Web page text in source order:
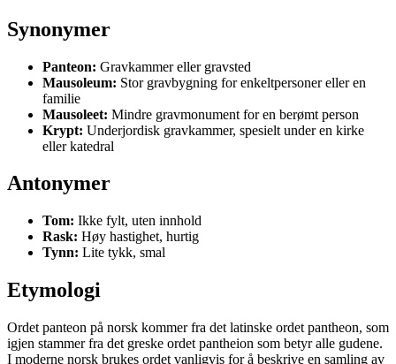
Synonymer
Panteon: Gravkammer eller gravsted
Mausoleum: Stor gravbygning for enkeltpersoner eller en
familie
Mausoleet: Mindre gravmonument for en berømt person
Krypt: Underjordisk gravkammer, spesielt under en kirke
eller katedral
Antonymer
Tom: Ikke fylt, uten innhold
Rask: Høy hastighet, hurtig
Tynn: Lite tykk, smal
Etymologi
Ordet panteon på norsk kommer fra det latinske ordet pantheon, som
igjen stammer fra det greske ordet pantheion som betyr alle gudene.
I moderne norsk brukes ordet vanligvis for å beskrive en samling av